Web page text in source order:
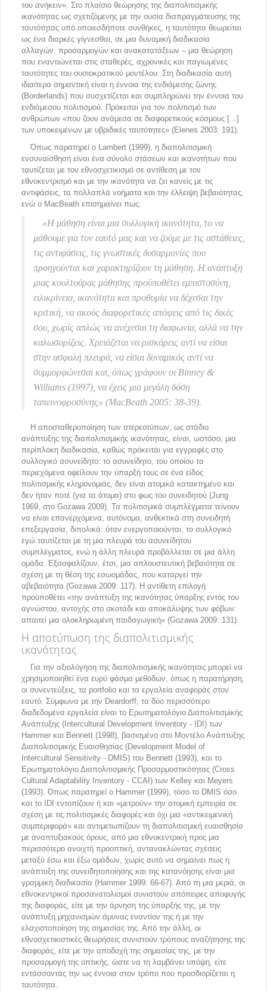
του ανήκειν». Στο πλαίσιο θεώρησης της διαπολιτισμικής
ικανότητας ως σχετιζόμενης με την ουσία διαπραγμάτευσης της
ταυτότητας υπό οποιεσδήποτε συνθήκες, η ταυτότητα θεωρείται
ως ένα διαρκές γίγνεσθαι, σε μια δυναμική διαδικασία
αλλαγών, προσαρμογών και ανακατατάξεων – μια θεώρηση
που εναντιώνεται στις σταθερές, αχρονικές και παγιωμένες
ταυτότητες του ουσιοκρατικού μοντέλου. Στη διαδικασία αυτή
ιδιαίτερα σημαντική είναι η έννοια της ενδιάμεσης ζώνης
(Borderlands) που συσχετίζεται και συμπληρώνει την έννοια του
ενδιάμεσου πολιτισμού. Πρόκειται για τον πολιτισμό των
ανθρώπων «που ζουν ανάμεσα σε διαφορετικούς κόσμους [...]
των υποκειμένων με υβριδικές ταυτότητες» (Elenes 2003: 191).
Όπως παρατηρεί ο Lambert (1999), η διαπολιτισμική
ενσυναίσθηση είναι ένα σύνολο στάσεων και ικανοτήτων που
ταυτίζεται με τον εθνοσχετικισμό σε αντίθεση με τον
εθνοκεντρισμό και με την ικανότητα να ζει κανείς με τις
αντιφάσεις, τα πολλαπλά νοήματα και την έλλειψη βεβαιότητας,
ενώ ο MacBeath επισημαίνει πως:
«Η μάθηση είναι μια συλλογική ικανότητα, το να
μάθουμε για τον εαυτό μας και να ζούμε με τις αστάθειες,
τις αντιφάσεις, τις γνωστικές δυσαρμονίες που
προηγούνται και χαρακτηρίζουν τη μάθηση. Η ανάπτυξη
μιας κουλτούρας μάθησης προϋποθέτει εμπιστοσύνη,
ειλικρίνεια, ικανότητα και προθυμία να δέχεσαι την
κριτική, να ακούς διαφορετικές απόψεις από τις δικές
σου, χωρίς απλώς να ανέχεσαι τη διαφωνία, αλλά να την
καλωσορίζεις. Χρειάζεται να ρισκάρεις αντί να είσαι
στην ασφαλή πλευρά, να είσαι δυναμικός αντί να
συμμορφώνεσαι και, όπως γράφουν οι Binney &
Williams (1997), να έχεις μια μεγάλη δόση
ταπεινοφροσύνης» (MacBeath 2005: 38-39).
Η αποσταθεροποίηση των στερεοτύπων, ως στάδιο
ανάπτυξης της διαπολιτισμικής ικανότητας, είναι, ωστόσο, μια
περίπλοκη διαδικασία, καθώς πρόκειται για εγγραφές στο
συλλογικό ασυνείδητο: το ασυνείδητο, του οποίου τα
περιεχόμενα οφείλουν την ύπαρξή τους σε ένα είδος
πολιτισμικής κληρονομιάς, δεν είναι ατομικά κατακτημένο και
δεν ήταν ποτέ (για τα άτομα) στο φως του συνειδητού (Jung
1969, στο Gozawa 2009). Τα πολιτισμικά συμπλέγματα τείνουν
να είναι επανερχόμενα, αυτόνομα, ανθεκτικά στη συνειδητή
επεξεργασία, διπολικά: όταν ενεργοποιούνται, το συλλογικό
εγώ ταυτίζεται με τη μια πλευρά του ασυνείδητου
συμπλέγματος, ενώ η άλλη πλευρά προβάλλεται σε μια άλλη
ομάδα. Εξασφαλίζουν, έτσι, μια απλουστευτική βεβαιότητα σε
σχέση με τη θέση της εσωομάδας, που καταργεί την
αβεβαιότητα (Gozawa 2009: 117). Η αντίθετη επιλογή
προϋποθέτει «την ανάπτυξη της ικανότητας ύπαρξης εντός του
αγνώστου, αντοχής στο σκοτάδι και αποκάλυψης των φόβων:
απαιτεί μια ολοκληρωμένη παιδαγωγική» (Gozawa 2009: 131).
Η αποτύπωση της διαπολιτισμικής
ικανότητας
Για την αξιολόγηση της διαπολιτισμικής ικανότητας μπορεί να
χρησιμοποιηθεί ένα ευρύ φάσμα μεθόδων, όπως η παρατήρηση,
οι συνεντεύξεις, τα portfolio και τα εργαλεία αναφοράς στον
εαυτό. Σύμφωνα με την Deardorff, τα δύο περισσότερο
διαδεδομένα εργαλεία είναι το Ερωτηματολόγιο Διαπολιτισμικής
Ανάπτυξης (Intercultural Development Inventory - IDI) των
Hammer και Bennett (1998), βασισμένο στο Μοντέλο Ανάπτυξης
Διαπολιτισμικής Ευαισθησίας (Development Model of
Intercultural Sensitivity - DMIS) του Bennett (1993), και το
Ερωτηματολόγιο Διαπολιτισμικής Προσαρμοστικότητας (Cross
Cultural Adaptability Inventory - CCAI) των Kelley και Meyers
(1993). Όπως παρατηρεί ο Hammer (1999), τόσο το DMIS όσο
και το IDI εντοπίζουν ή και «μετρούν» την ατομική εμπειρία σε
σχέση με τις πολιτισμικές διαφορές και όχι μια «αντικειμενική
συμπεριφορά» και αντιμετωπίζουν τη διαπολιτισμική ευαισθησία
με αναπτυξιακούς όρους, από μια εθνοκεντρική προς μια
περισσότερο ανοιχτή προοπτική, αντανακλώντας σχέσεις
μεταξύ έσω και έξω ομάδων, χωρίς αυτό να σημαίνει πως η
ανάπτυξη της συνειδητοποίησης και της κατανόησης είναι μια
γραμμική διαδικασία (Hammer 1999: 66-67). Από τη μια μεριά, οι
εθνοκεντρικοί προσανατολισμοί συνιστούν απόπειρες αποφυγής
της διαφοράς, είτε με την άρνηση της ύπαρξής της, με την
ανάπτυξη μηχανισμών άμυνας εναντίον της ή με την
ελαχιστοποίηση της σημασίας της. Από την άλλη, οι
εθνοσχετικιστικές θεωρήσεις συνιστούν τρόπους αναζήτησης της
διαφοράς, είτε με την αποδοχή της σημασίας της, με την
προσαρμογή της οπτικής, ώστε να τη λαμβάνει υπόψη, είτε
εντάσσοντάς την ως έννοια στον τρόπο που προσδιορίζεται η
ταυτότητα.